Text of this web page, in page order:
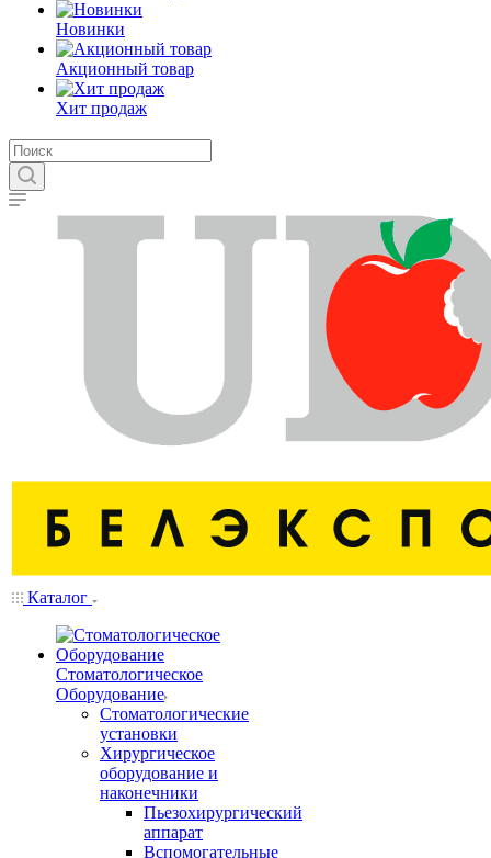
Новинки
Акционный товар
Хит продаж
Каталог
Стоматологическое
Оборудование
Стоматологические
установки
Хирургическое
оборудование и
наконечники
Пьезохирургический
аппарат
Вспомогательные